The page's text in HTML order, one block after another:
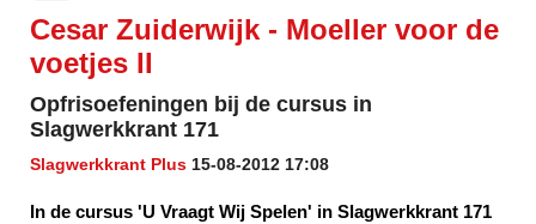
Cesar Zuiderwijk - Moeller voor de
voetjes II
Opfrisoefeningen bij de cursus in
Slagwerkkrant 171
Slagwerkkrant Plus 15-08-2012 17:08
In de cursus 'U Vraagt Wij Spelen' in Slagwerkkrant 171